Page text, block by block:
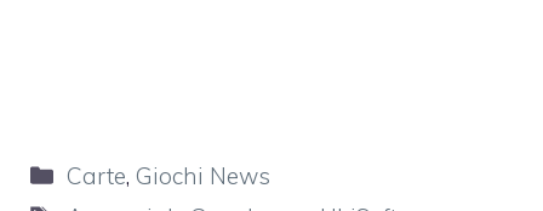
Categorie
Carte, Giochi News